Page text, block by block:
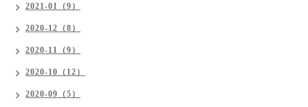
2021-01（9）
2020-12（8）
2020-11（9）
2020-10（12）
2020-09（5）